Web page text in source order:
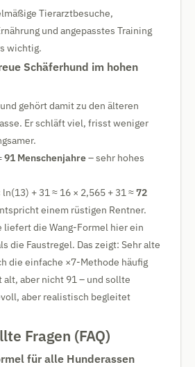
Tierarztbesuche,
und angepasstes Training
wichtig.
Schäferhund im hohen
gehört damit zu den älteren
Er schläft viel, frisst weniger
91 Menschenjahre– sehr hohes
ln(13) + 31 ≈ 16 × 2,565 + 31 ≈72
einem rüstigen Rentner.
die Wang-Formel hier ein
die Faustregel. Das zeigt: Sehr alte
die einfache ×7-Methode häufig
alt, aber nicht 91 – und sollte
aber realistisch begleitet
Fragen (FAQ)
für alle Hunderassen